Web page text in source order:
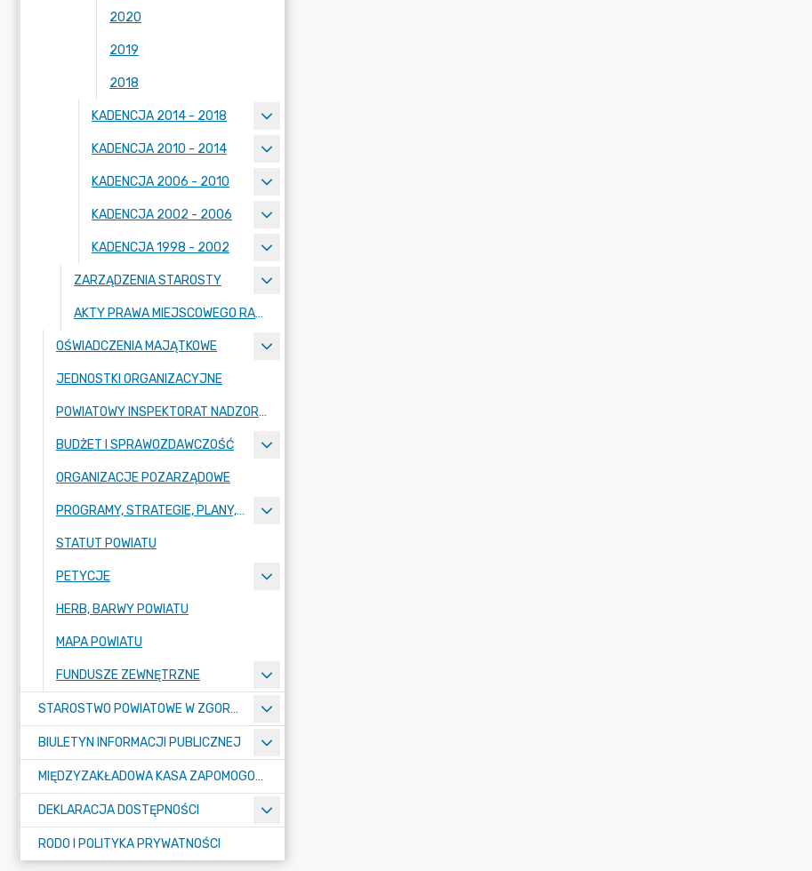
2020
2019
2018
KADENCJA 2014 - 2018
KADENCJA 2010 - 2014
KADENCJA 2006 - 2010
KADENCJA 2002 - 2006
KADENCJA 1998 - 2002
ZARZĄDZENIA STAROSTY
AKTY PRAWA MIEJSCOWEGO RADY POWIATU ZGORZELECKIEGO
OŚWIADCZENIA MAJĄTKOWE
JEDNOSTKI ORGANIZACYJNE
POWIATOWY INSPEKTORAT NADZORU BUDOWLANEGO
BUDŻET I SPRAWOZDAWCZOŚĆ
ORGANIZACJE POZARZĄDOWE
PROGRAMY, STRATEGIE, PLANY, RAPORTY
STATUT POWIATU
PETYCJE
HERB, BARWY POWIATU
MAPA POWIATU
FUNDUSZE ZEWNĘTRZNE
STAROSTWO POWIATOWE W ZGORZELCU
BIULETYN INFORMACJI PUBLICZNEJ
MIĘDZYZAKŁADOWA KASA ZAPOMOGOWO-POŻYCZKOWA
DEKLARACJA DOSTĘPNOŚCI
RODO I POLITYKA PRYWATNOŚCI